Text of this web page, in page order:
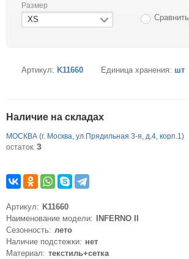
Размер
XS Сравнить
Артикул: K11660 Единица хранения: шт
Наличие на складах
МОСКВА (г. Москва, ул.Прядильная 3-я, д.4, корп.1)
остаток: 3
Артикул: K11660
Наименование модели: INFERNO II
Сезонность: лето
Наличие подстежки: нет
Материал: текстиль+сетка